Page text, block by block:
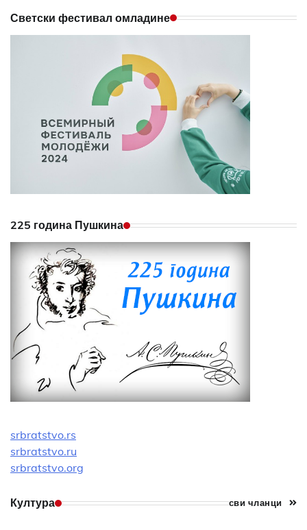
Светски фестивал омладине
225 година Пушкина
srbratstvo.rs
srbratstvo.ru
srbratstvo.org
Култура сви чланци